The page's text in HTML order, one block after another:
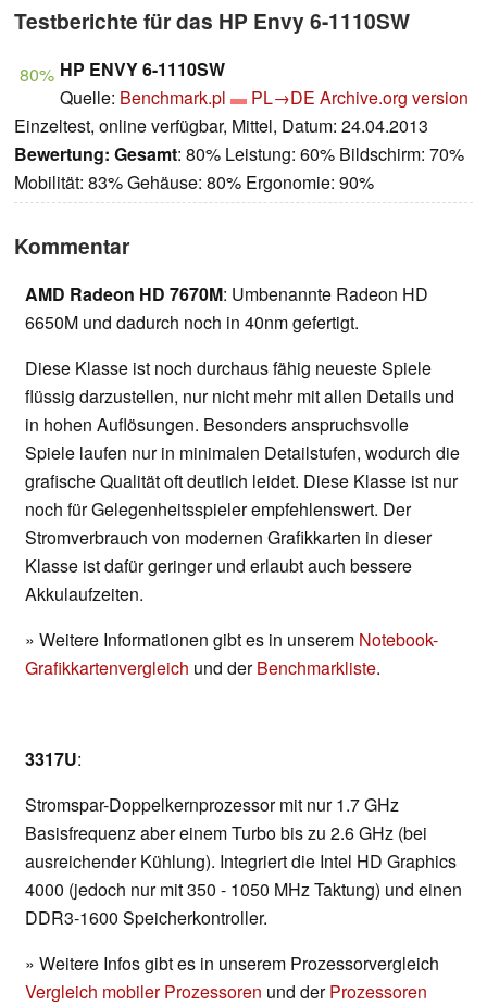
Testberichte für das HP Envy 6-1110SW
80% HP ENVY 6-1110SW
Quelle: Benchmark.pl PL→DE Archive.org version
Einzeltest, online verfügbar, Mittel, Datum: 24.04.2013
Bewertung: Gesamt: 80% Leistung: 60% Bildschirm: 70%
Mobilität: 83% Gehäuse: 80% Ergonomie: 90%
Kommentar
AMD Radeon HD 7670M: Umbenannte Radeon HD
6650M und dadurch noch in 40nm gefertigt.
Diese Klasse ist noch durchaus fähig neueste Spiele
flüssig darzustellen, nur nicht mehr mit allen Details und
in hohen Auflösungen. Besonders anspruchsvolle
Spiele laufen nur in minimalen Detailstufen, wodurch die
grafische Qualität oft deutlich leidet. Diese Klasse ist nur
noch für Gelegenheitsspieler empfehlenswert. Der
Stromverbrauch von modernen Grafikkarten in dieser
Klasse ist dafür geringer und erlaubt auch bessere
Akkulaufzeiten.
» Weitere Informationen gibt es in unserem Notebook-
Grafikkartenvergleich und derBenchmarkliste.
3317U:
Stromspar-Doppelkernprozessor mit nur 1.7 GHz
Basisfrequenz aber einem Turbo bis zu 2.6 GHz (bei
ausreichender Kühlung). Integriert die Intel HD Graphics
4000 (jedoch nur mit 350 - 1050 MHz Taktung) und einen
DDR3-1600 Speicherkontroller.
» Weitere Infos gibt es in unserem Prozessorvergleich
Vergleich mobiler Prozessoren und derProzessoren